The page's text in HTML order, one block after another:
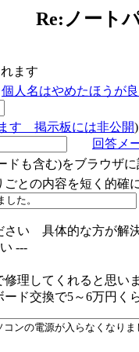
Re:ノート
ます
個人名はやめたほうが
す 掲示板には非公開)
回答メ
ドも含む)をブラウザ
ごとの内容を短く的
さい 具体的な方が解
---
理してくれると思い
ド交換で5～6万円く